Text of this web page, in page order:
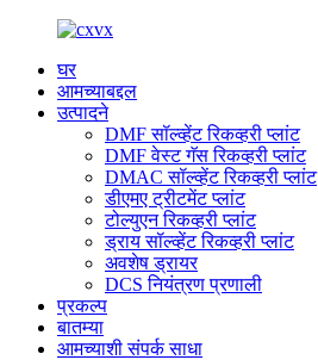
घर
आमच्याबद्दल
उत्पादने
DMF सॉल्व्हेंट रिकव्हरी प्लांट
DMF वेस्ट गॅस रिकव्हरी प्लांट
DMAC सॉल्व्हेंट रिकव्हरी प्लांट
डीएमए ट्रीटमेंट प्लांट
टोल्युएन रिकव्हरी प्लांट
ड्राय सॉल्व्हेंट रिकव्हरी प्लांट
अवशेष ड्रायर
DCS नियंत्रण प्रणाली
प्रकल्प
बातम्या
आमच्याशी संपर्क साधा